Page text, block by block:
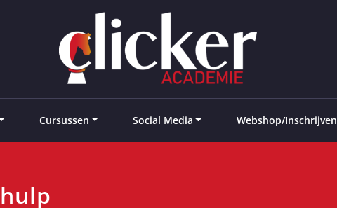
Cursussen Social Media Webshop/Inschrijven